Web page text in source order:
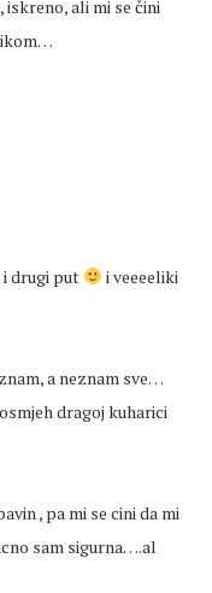
iskreno, ali mi se čini
i drugi put
i veeeeliki
a neznam sve…
dragoj kuharici
, pa mi se cini da mi
sam sigurna….al